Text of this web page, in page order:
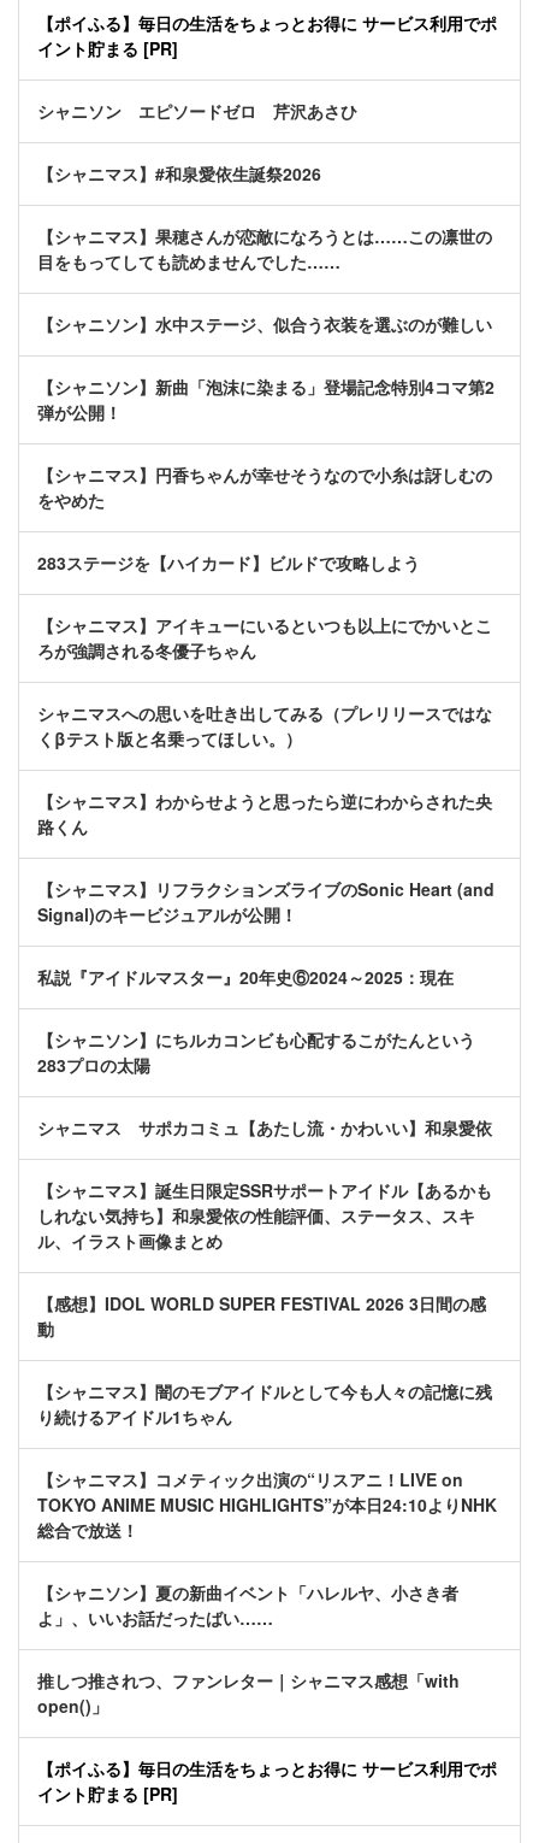
【ポイふる】毎日の生活をちょっとお得に サービス利用でポ
イント貯まる [PR]
シャニソン エピソードゼロ 芹沢あさひ
【シャニマス】#和泉愛依生誕祭2026
【シャニマス】果穂さんが恋敵になろうとは……この凛世の
目をもってしても読めませんでした……
【シャニソン】水中ステージ、似合う衣装を選ぶのが難しい
【シャニソン】新曲「泡沫に染まる」登場記念特別4コマ第2
弾が公開！
【シャニマス】円香ちゃんが幸せそうなので小糸は訝しむの
をやめた
283ステージを【ハイカード】ビルドで攻略しよう
【シャニマス】アイキューにいるといつも以上にでかいとこ
ろが強調される冬優子ちゃん
シャニマスへの思いを吐き出してみる（プレリリースではな
くβテスト版と名乗ってほしい。）
【シャニマス】わからせようと思ったら逆にわからされた央
路くん
【シャニマス】リフラクションズライブのSonic Heart (and
Signal)のキービジュアルが公開！
私説『アイドルマスター』20年史⑥2024～2025：現在
【シャニソン】にちルカコンビも心配するこがたんという
283プロの太陽
シャニマス サポカコミュ【あたし流・かわいい】和泉愛依
【シャニマス】誕生日限定SSRサポートアイドル【あるかも
しれない気持ち】和泉愛依の性能評価、ステータス、スキ
ル、イラスト画像まとめ
【感想】IDOL WORLD SUPER FESTIVAL 2026 3日間の感
動
【シャニマス】闇のモブアイドルとして今も人々の記憶に残
り続けるアイドル1ちゃん
【シャニマス】コメティック出演の“リスアニ！LIVE on
TOKYO ANIME MUSIC HIGHLIGHTS”が本日24:10よりNHK
総合で放送！
【シャニソン】夏の新曲イベント「ハレルヤ、小さき者
よ」、いいお話だったばい……
推しつ推されつ、ファンレター｜シャニマス感想「with
open()」
【ポイふる】毎日の生活をちょっとお得に サービス利用でポ
イント貯まる [PR]